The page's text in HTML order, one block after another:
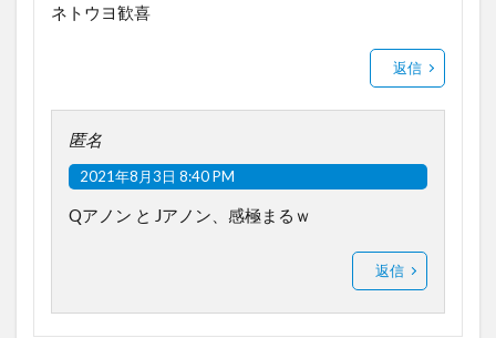
ネトウヨ歓喜
返信
匿名
2021年8月3日 8:40 PM
Qアノン と Jアノン、感極まるｗ
返信